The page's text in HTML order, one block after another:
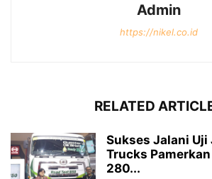
Admin
https://nikel.co.id
RELATED
Sukses Jalani Uji
Trucks
280...